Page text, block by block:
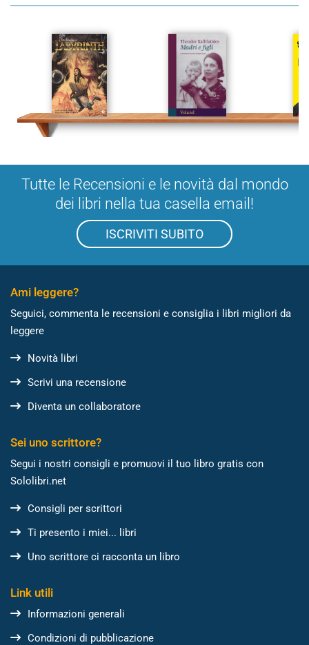
Tutte le Recensioni e le novità dal mondo
dei libri nella tua casella email!
ISCRIVITI SUBITO
Ami leggere?
Seguici, commenta le recensioni e consiglia i libri migliori da
leggere
Novità libri
Scrivi una recensione
Diventa un collaboratore
Sei uno scrittore?
Segui i nostri consigli e promuovi il tuo libro gratis con
Sololibri.net
Consigli per scrittori
Ti presento i miei... libri
Uno scrittore ci racconta un libro
Link utili
Informazioni generali
Condizioni di pubblicazione